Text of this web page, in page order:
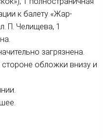
к балету «Жар-
П. Челищева, 1
загрязнена.
обложки внизу и